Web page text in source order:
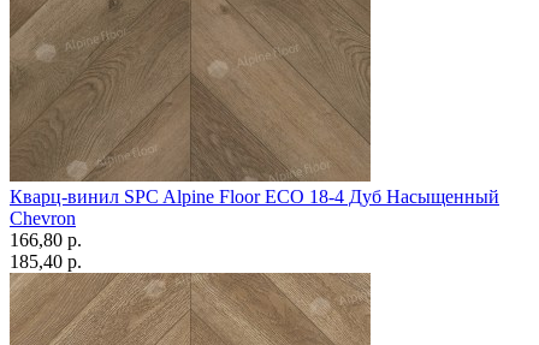
Кварц-винил SPC Alpine Floor ECO 18-4 Дуб Насыщенный
Chevron
166,80 p.
185,40 p.